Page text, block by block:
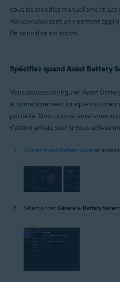
vous les modifiez manuellement.
Personnalisésont uniquement
Personnalisé est activé.
Spécifiez quand Avast Battery
Vous pouvez configurer Avast
automatiquement lorsque vous
portable. Vous pouvez aussi vous
s'active jamais, sauf si vous activez
Ouvrez Avast Battery Saver et
Sélectionnez Général ▸ Battery Saver